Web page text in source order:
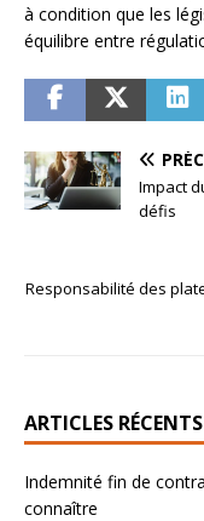
à condition que les
équilibre entre
Impact
défis
Responsabilité des
ARTICLES RÉCENTS
Indemnité fin de
connaître